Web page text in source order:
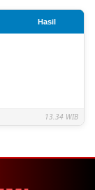
Hasil
13.34 WIB